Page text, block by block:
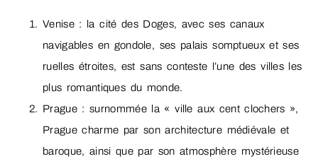
Venise : la cité des Doges, avec ses canaux
navigables en gondole, ses palais somptueux et ses
ruelles étroites, est sans conteste l’une des villes les
plus romantiques du monde.
Prague : surnommée la « ville aux cent clochers »,
Prague charme par son architecture médiévale et
baroque, ainsi que par son atmosphère mystérieuse